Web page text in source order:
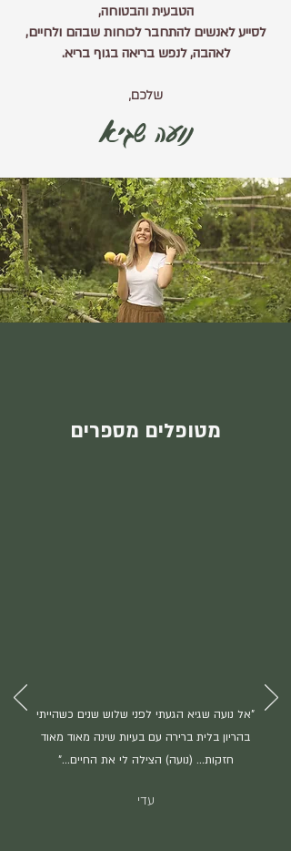
הטבעית והבטוחה,
לסייע לאנשים להתחבר לכוחות שבהם ולחיים,
לאהבה, לנפש בריאה בגוף בריא.
שלכם,
נועה שגיא
מטופלים מספרים
"אל נועה שגיא הגעתי לפני שלוש שנים כשהייתי
בהריון בלית ברירה עם בעיות שינה מאוד מאוד
חזקות... (נועה) הצילה לי את החיים..."
עדי